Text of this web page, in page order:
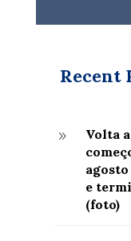
Recent
9
Volta
e
(foto)